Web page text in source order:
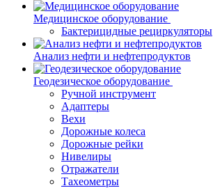
Медицинское оборудование
Бактерицидные рециркуляторы
Анализ нефти и нефтепродуктов
Геодезическое оборудование
Ручной инструмент
Адаптеры
Вехи
Дорожные колеса
Дорожные рейки
Нивелиры
Отражатели
Тахеометры